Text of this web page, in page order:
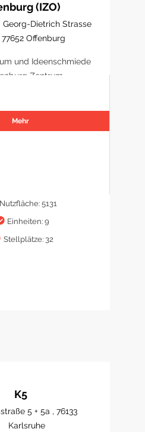
(IZO)
Georg-Dietrich Strasse
77652 Offenburg
und Ideenschmiede
Zentrum
Mehr
Nutzfläche: 5131
Einheiten: 9
Stellplätze: 32
K5
5 + 5a , 76133
Karlsruhe